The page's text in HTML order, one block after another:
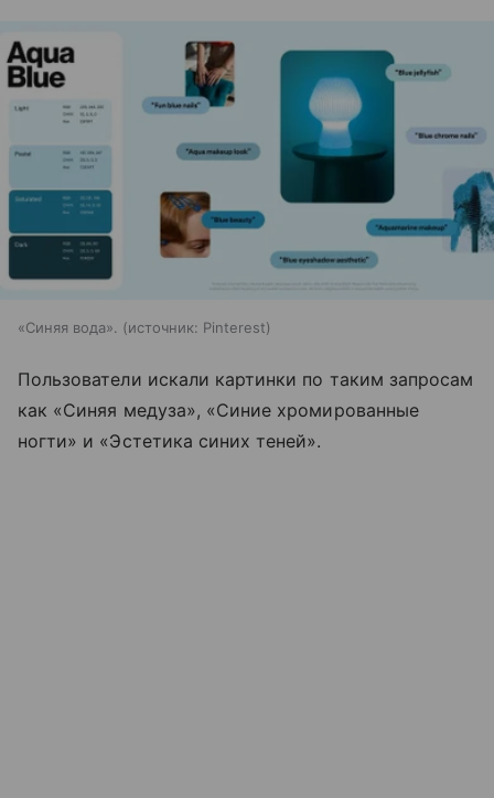
«Синяя вода». источник: Pinterest
Пользователи искали картинки по таким запросам
как «Синяя медуза», «Синие хромированные
ногти» и «Эстетика синих теней».